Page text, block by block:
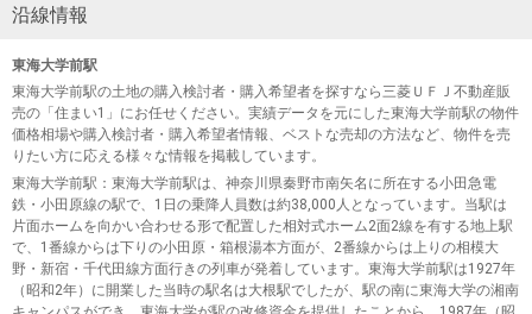
沿線情報
東海大学前駅
東海大学前駅の土地の購入検討者・購入希望者を探すなら三菱ＵＦＪ不動産販
売の「住まい1」にお任せください。実績データを元にした東海大学前駅の物件
価格相場や購入検討者・購入希望者情報、ベストな売却の方法など、物件を売
りたい方に応える様々な情報を掲載しています。
東海大学前駅 ：東海大学前駅は、神奈川県秦野市南矢名に所在する小田急電
鉄・小田原線の駅で、1日の乗降人員数は約38,000人となっています。当駅は
片面ホームを向かい合わせる形で配置した相対式ホーム2面2線を有する地上駅
で、1番線からは下りの小田原・箱根湯本方面が、2番線からは上りの相模大
野・新宿・千代田線方面行きの列車が発着しています。東海大学前駅は1927年
（昭和2年）に開業した当時の駅名は大根駅でしたが、駅の南に東海大学の湘南